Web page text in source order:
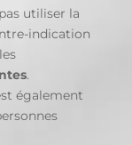
utiliser la
indication
.
également